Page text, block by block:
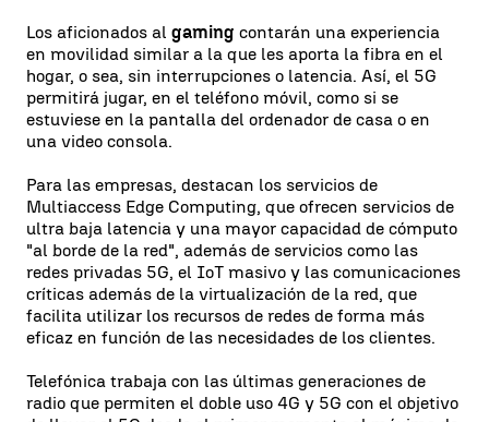
Los aficionados al gaming contarán una experiencia
en movilidad similar a la que les aporta la fibra en el
hogar, o sea, sin interrupciones o latencia. Así, el 5G
permitirá jugar, en el teléfono móvil, como si se
estuviese en la pantalla del ordenador de casa o en
una video consola.
Para las empresas, destacan los servicios de
Multiaccess Edge Computing, que ofrecen servicios de
ultra baja latencia y una mayor capacidad de cómputo
"al borde de la red", además de servicios como las
redes privadas 5G, el IoT masivo y las comunicaciones
críticas además de la virtualización de la red, que
facilita utilizar los recursos de redes de forma más
eficaz en función de las necesidades de los clientes.
Telefónica trabaja con las últimas generaciones de
radio que permiten el doble uso 4G y 5G con el objetivo